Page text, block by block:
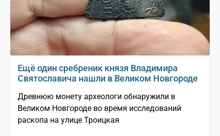
Ещё один сребреник князя Владимира
Святославича нашли в Великом Новгороде
Древнюю монету археологи обнаружили в
Великом Новгороде во время исследований
раскопа на улице Троицкая